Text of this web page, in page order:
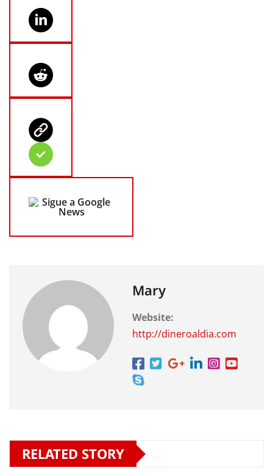
Mary
Website:
http://dineroaldia.com
RELATED STORY